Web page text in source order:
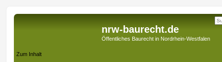
nrw-baurecht.de
Öffentliches Baurecht in Nordrhein-Westfalen
Zum Inhalt